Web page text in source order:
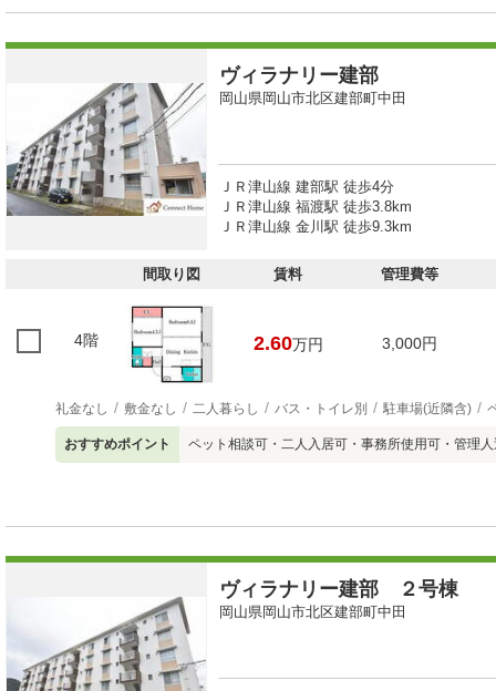
ヴィラナリー建部
岡山県岡山市北区建部町中田
ＪＲ津山線 建部駅 徒歩4分
ＪＲ津山線 福渡駅 徒歩3.8km
ＪＲ津山線 金川駅 徒歩9.3km
間取り図 賃料 管理費等
4階 2.60万円 3,000円
礼金なし 敷金なし 二人暮らし バス・トイレ別 駐車場(近隣含)
おすすめポイント ペット相談可・二人入居可・事務所使用可・管理
ヴィラナリー建部 ２号棟
岡山県岡山市北区建部町中田